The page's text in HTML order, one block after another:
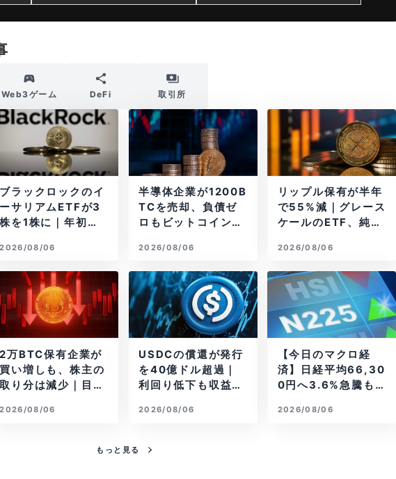
Web3ゲーム DeFi 取引所
ブラックロックのイ
ーサリアムETFが3
株を1株に｜年初来3
2026/08/06
半導体企業が1200B
TCを売却、負債ゼ
ロもビットコイン戦
2026/08/06
リップル保有が半年
で55%減｜グレース
ケールのETF、純資
2026/08/06
2万BTC保有企業が
買い増しも、株主の
取り分は減少｜目標
2026/08/06
USDCの償還が発行
を40億ドル超過｜
利回り低下も収益は
2026/08/06
【今日のマクロ経
済】日経平均66,30
0円へ3.6%急騰もA
燃
2026/08/06
もっと見る